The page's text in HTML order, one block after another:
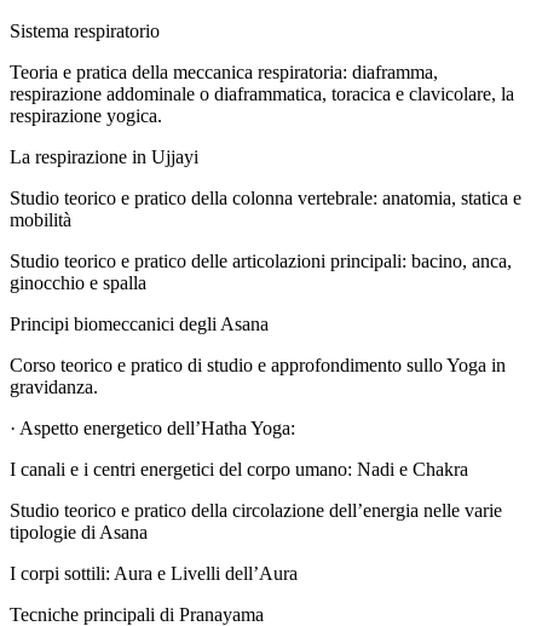
Sistema respiratorio
Teoria e pratica della meccanica respiratoria: diaframma,
respirazione addominale o diaframmatica, toracica e clavicolare, la
respirazione yogica.
La respirazione in Ujjayi
Studio teorico e pratico della colonna vertebrale: anatomia, statica e
mobilità
Studio teorico e pratico delle articolazioni principali: bacino, anca,
ginocchio e spalla
Principi biomeccanici degli Asana
Corso teorico e pratico di studio e approfondimento sullo Yoga in
gravidanza.
· Aspetto energetico dell’Hatha Yoga:
I canali e i centri energetici del corpo umano: Nadi e Chakra
Studio teorico e pratico della circolazione dell’energia nelle varie
tipologie di Asana
I corpi sottili: Aura e Livelli dell’Aura
Tecniche principali di Pranayama